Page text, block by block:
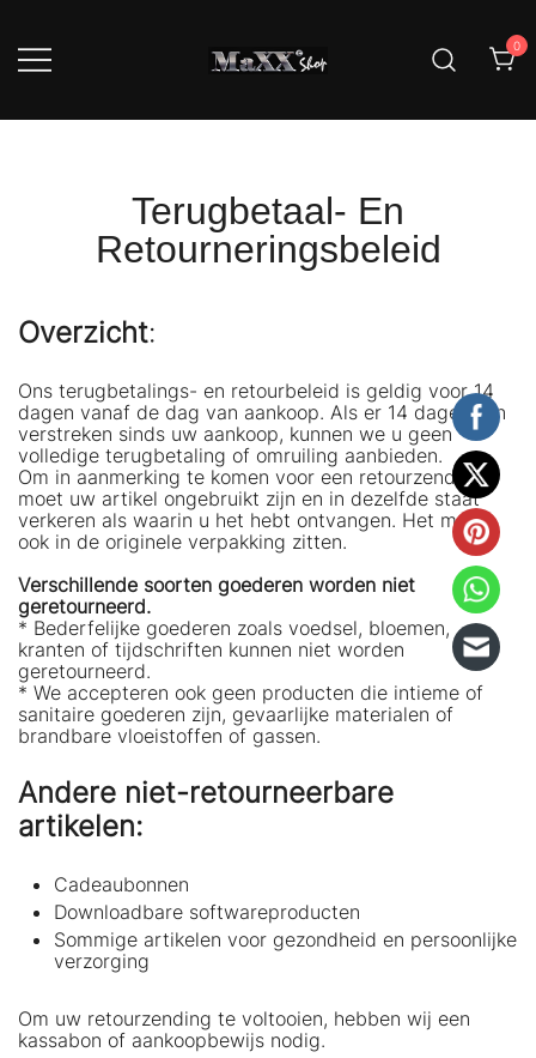
de
inhoud
Woonaccessoires
0
Terugbetaal- En
Retourneringsbeleid
Overzicht:
Ons terugbetalings- en retourbeleid is geldig voor 14
dagen vanaf de dag van aankoop. Als er 14 dagen zijn
verstreken sinds uw aankoop, kunnen we u geen
volledige terugbetaling of omruiling aanbieden.
Om in aanmerking te komen voor een retourzending,
moet uw artikel ongebruikt zijn en in dezelfde staat
verkeren als waarin u het hebt ontvangen. Het moet
ook in de originele verpakking zitten.
Verschillende soorten goederen worden niet
geretourneerd.
* Bederfelijke goederen zoals voedsel, bloemen,
kranten of tijdschriften kunnen niet worden
geretourneerd.
* We accepteren ook geen producten die intieme of
sanitaire goederen zijn, gevaarlijke materialen of
brandbare vloeistoffen of gassen.
Andere niet-retourneerbare
artikelen:
Cadeaubonnen
Downloadbare softwareproducten
Sommige artikelen voor gezondheid en persoonlijke
verzorging
Om uw retourzending te voltooien, hebben wij een
kassabon of aankoopbewijs nodig.